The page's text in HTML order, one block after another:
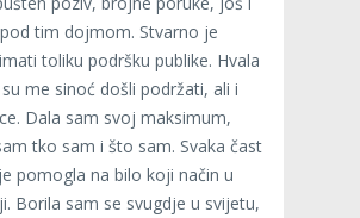
tim dojmom. Stvarno je
toliku podršku publike. Hvala
me sinoć došli podržati, ali i
Dala sam svoj maksimum,
tko sam i što sam. Svaka čast
pomogla na bilo koji način u
Borila sam se svugdje u svijetu,